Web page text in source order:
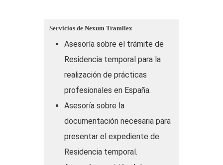
asesoran sobre la documentación
necesaria que necesitamos del
empleador o empresa que quiere
contratar. Nos ponemos en contacto con
la empresa y su gestoría, y esclarecemos
todas sus dudas sobre el procedimiento.
-Convenio o Contrato en Prácticas:
Redactamos o Asesoramos con el
Convenio o Contrato en Prácticas para
Servicios de Nexum Tramilex
Asesoría sobre el trámite de
Residencia temporal para la
realización de prácticas
profesionales en España.
Asesoría sobre la
documentación necesaria para
presentar el expediente de
Residencia temporal.